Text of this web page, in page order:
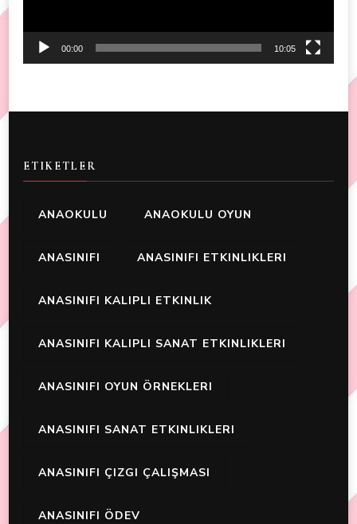
00:00 10:05
ETIKETLER
ANAOKULU ANAOKULU OYUN
ANASINIFI ANASINIFI ETKINLIKLERI
ANASINIFI KALIPLI ETKINLIK
ANASINIFI KALIPLI SANAT ETKINLIKLERI
ANASINIFI OYUN ÖRNEKLERI
ANASINIFI SANAT ETKINLIKLERI
ANASINIFI ÇIZGI ÇALIŞMASI
ANASINIFI ÖDEV